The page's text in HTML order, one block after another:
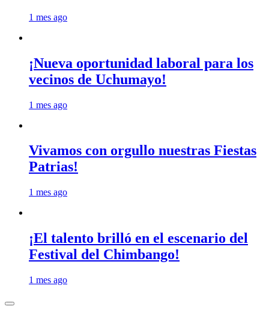
1 mes ago
¡Nueva oportunidad laboral para los
vecinos de Uchumayo!
1 mes ago
Vivamos con orgullo nuestras Fiestas
Patrias!
1 mes ago
¡El talento brilló en el escenario del
Festival del Chimbango!
1 mes ago